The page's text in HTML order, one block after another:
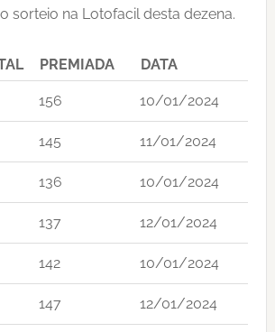
sorteio na Lotofacil desta dezena.
PREMIADA DATA
156 10/01/2024
145 11/01/2024
136 10/01/2024
137 12/01/2024
142 10/01/2024
147 12/01/2024